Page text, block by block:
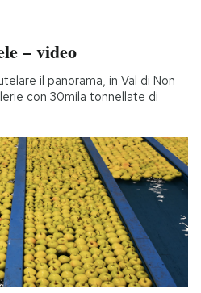
– video
il panorama, in Val di Non
con 30mila tonnellate di